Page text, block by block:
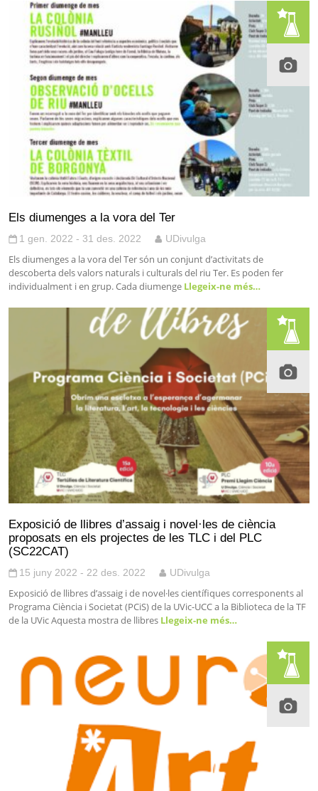
Els diumenges a la vora del Ter
1 gen. 2022 - 31 des. 2022 UDivulga
Els diumenges a la vora del Ter són un conjunt d’activitats de
descoberta dels valors naturals i culturals del riu Ter. Es poden fer
individualment i en grup. Cada diumenge Llegeix-ne més…
Exposició de llibres d’assaig i novel·les de ciència
proposats en els projectes de les TLC i del PLC
(SC22CAT)
15 juny 2022 - 22 des. 2022 UDivulga
Exposició de llibres d’assaig i de novel·les científiques corresponents al
Programa Ciència i Societat (PCiS) de la UVic-UCC a la Biblioteca de la TF
de la UVic Aquesta mostra de llibres Llegeix-ne més…